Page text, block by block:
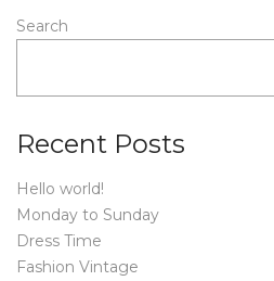
Search
Recent Posts
Hello world!
Monday to Sunday
Dress Time
Fashion Vintage